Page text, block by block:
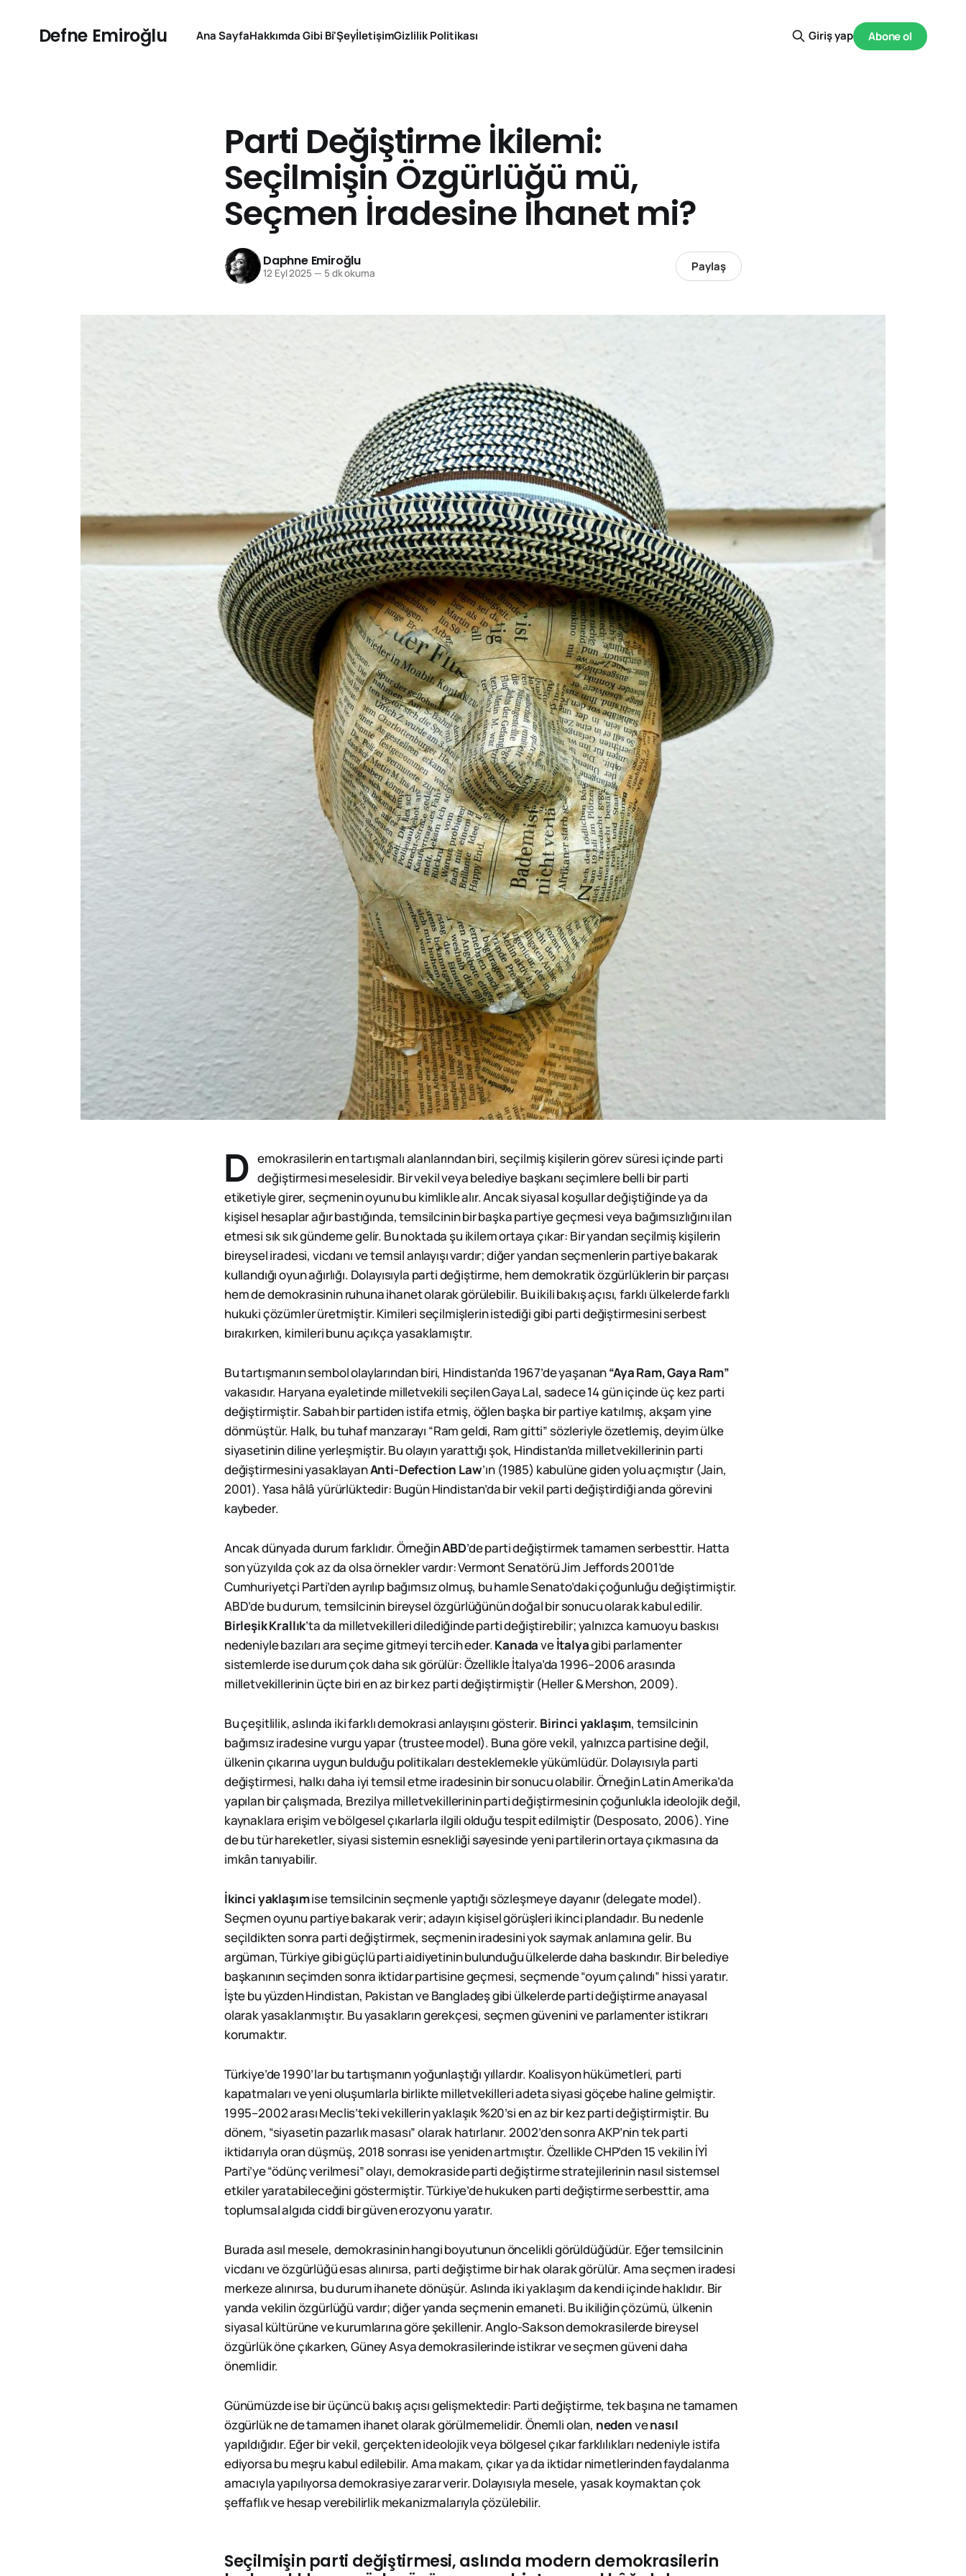
Defne Emiroğlu Ana SayfaHakkımda Gibi Bi'ŞeyİletişimGizlilik Politikası Giriş yap Abone ol
Parti Değiştirme İkilemi:
Seçilmişin Özgürlüğü mü,
Seçmen İradesine İhanet mi?
Daphne Emiroğlu
12 Eyl 2025 — 5 dk okuma Paylaş
D emokrasilerin en tartışmalı alanlarından biri, seçilmiş kişilerin görev süresi içinde parti
değiştirmesi meselesidir. Bir vekil veya belediye başkanı seçimlere belli bir parti
etiketiyle girer, seçmenin oyunu bu kimlikle alır. Ancak siyasal koşullar değiştiğinde ya da
kişisel hesaplar ağır bastığında, temsilcinin bir başka partiye geçmesi veya bağımsızlığını ilan
etmesi sık sık gündeme gelir. Bu noktada şu ikilem ortaya çıkar: Bir yandan seçilmiş kişilerin
bireysel iradesi, vicdanı ve temsil anlayışı vardır; diğer yandan seçmenlerin partiye bakarak
kullandığı oyun ağırlığı. Dolayısıyla parti değiştirme, hem demokratik özgürlüklerin bir parçası
hem de demokrasinin ruhuna ihanet olarak görülebilir. Bu ikili bakış açısı, farklı ülkelerde farklı
hukuki çözümler üretmiştir. Kimileri seçilmişlerin istediği gibi parti değiştirmesini serbest
bırakırken, kimileri bunu açıkça yasaklamıştır.
Bu tartışmanın sembol olaylarından biri, Hindistan’da 1967’de yaşanan“Aya Ram, Gaya Ram”
vakasıdır. Haryana eyaletinde milletvekili seçilen Gaya Lal, sadece 14 gün içinde üç kez parti
değiştirmiştir. Sabah bir partiden istifa etmiş, öğlen başka bir partiye katılmış, akşam yine
dönmüştür. Halk, bu tuhaf manzarayı “Ram geldi, Ram gitti” sözleriyle özetlemiş, deyim ülke
siyasetinin diline yerleşmiştir. Bu olayın yarattığı şok, Hindistan’da milletvekillerinin parti
değiştirmesini yasaklayanAnti-Defection Law’ın (1985) kabulüne giden yolu açmıştır (Jain,
2001). Yasa hâlâ yürürlüktedir: Bugün Hindistan’da bir vekil parti değiştirdiği anda görevini
kaybeder.
Ancak dünyada durum farklıdır. ÖrneğinABD’de parti değiştirmek tamamen serbesttir. Hatta
son yüzyılda çok az da olsa örnekler vardır: Vermont Senatörü Jim Jeffords 2001’de
Cumhuriyetçi Parti’den ayrılıp bağımsız olmuş, bu hamle Senato’daki çoğunluğu değiştirmiştir.
ABD’de bu durum, temsilcinin bireysel özgürlüğünün doğal bir sonucu olarak kabul edilir.
Birleşik Krallık’ta da milletvekilleri dilediğinde parti değiştirebilir; yalnızca kamuoyu baskısı
nedeniyle bazıları ara seçime gitmeyi tercih eder.Kanadaveİtalyagibi parlamenter
sistemlerde ise durum çok daha sık görülür: Özellikle İtalya’da 1996–2006 arasında
milletvekillerinin üçte biri en az bir kez parti değiştirmiştir (Heller & Mershon, 2009).
Bu çeşitlilik, aslında iki farklı demokrasi anlayışını gösterir. Birinci yaklaşım, temsilcinin
bağımsız iradesine vurgu yapar (trustee model). Buna göre vekil, yalnızca partisine değil,
ülkenin çıkarına uygun bulduğu politikaları desteklemekle yükümlüdür. Dolayısıyla parti
değiştirmesi, halkı daha iyi temsil etme iradesinin bir sonucu olabilir. Örneğin Latin Amerika’da
yapılan bir çalışmada, Brezilya milletvekillerinin parti değiştirmesinin çoğunlukla ideolojik değil,
kaynaklara erişim ve bölgesel çıkarlarla ilgili olduğu tespit edilmiştir (Desposato, 2006). Yine
de bu tür hareketler, siyasi sistemin esnekliği sayesinde yeni partilerin ortaya çıkmasına da
imkân tanıyabilir.
İkinci yaklaşımise temsilcinin seçmenle yaptığı sözleşmeye dayanır (delegate model).
Seçmen oyunu partiye bakarak verir; adayın kişisel görüşleri ikinci plandadır. Bu nedenle
seçildikten sonra parti değiştirmek, seçmenin iradesini yok saymak anlamına gelir. Bu
argüman, Türkiye gibi güçlü parti aidiyetinin bulunduğu ülkelerde daha baskındır. Bir belediye
başkanının seçimden sonra iktidar partisine geçmesi, seçmende “oyum çalındı” hissi yaratır.
İşte bu yüzden Hindistan, Pakistan ve Bangladeş gibi ülkelerde parti değiştirme anayasal
olarak yasaklanmıştır. Bu yasakların gerekçesi, seçmen güvenini ve parlamenter istikrarı
korumaktır.
Türkiye’de 1990’lar bu tartışmanın yoğunlaştığı yıllardır. Koalisyon hükümetleri, parti
kapatmaları ve yeni oluşumlarla birlikte milletvekilleri adeta siyasi göçebe haline gelmiştir.
1995–2002 arası Meclis’teki vekillerin yaklaşık %20’si en az bir kez parti değiştirmiştir. Bu
dönem, “siyasetin pazarlık masası” olarak hatırlanır. 2002’den sonra AKP’nin tek parti
iktidarıyla oran düşmüş, 2018 sonrası ise yeniden artmıştır. Özellikle CHP’den 15 vekilin İYİ
Parti’ye “ödünç verilmesi” olayı, demokraside parti değiştirme stratejilerinin nasıl sistemsel
etkiler yaratabileceğini göstermiştir. Türkiye’de hukuken parti değiştirme serbesttir, ama
toplumsal algıda ciddi bir güven erozyonu yaratır.
Burada asıl mesele, demokrasinin hangi boyutunun öncelikli görüldüğüdür. Eğer temsilcinin
vicdanı ve özgürlüğü esas alınırsa, parti değiştirme bir hak olarak görülür. Ama seçmen iradesi
merkeze alınırsa, bu durum ihanete dönüşür. Aslında iki yaklaşım da kendi içinde haklıdır. Bir
yanda vekilin özgürlüğü vardır; diğer yanda seçmenin emaneti. Bu ikiliğin çözümü, ülkenin
siyasal kültürüne ve kurumlarına göre şekillenir. Anglo-Sakson demokrasilerde bireysel
özgürlük öne çıkarken, Güney Asya demokrasilerinde istikrar ve seçmen güveni daha
önemlidir.
Günümüzde ise bir üçüncü bakış açısı gelişmektedir: Parti değiştirme, tek başına ne tamamen
özgürlük ne de tamamen ihanet olarak görülmemelidir. Önemli olan, nedenvenasıl
yapıldığıdır. Eğer bir vekil, gerçekten ideolojik veya bölgesel çıkar farklılıkları nedeniyle istifa
ediyorsa bu meşru kabul edilebilir. Ama makam, çıkar ya da iktidar nimetlerinden faydalanma
amacıyla yapılıyorsa demokrasiye zarar verir. Dolayısıyla mesele, yasak koymaktan çok
şeffaflık ve hesap verebilirlik mekanizmalarıyla çözülebilir.
Seçilmişin parti değiştirmesi, aslında modern demokrasilerin